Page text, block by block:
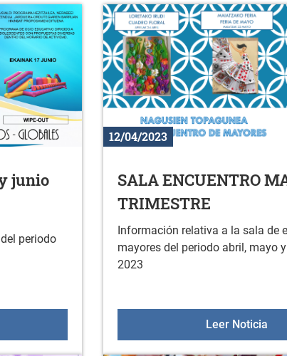
junio
periodo
abril, mayo y junio 2023
12/04/2023
SALA ENCUENTRO
TRIMESTRE
Información relativa a la sala de
mayores del periodo abril, mayo
2023
Leer Noticia